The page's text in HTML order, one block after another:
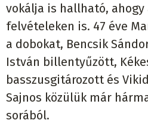
vokálja is hallható, ahogy
felvételeken is. 47 éve
a dobokat, Bencsik
István billentyűzött,
basszusgitározott és
Sajnos közülük már
sorából.